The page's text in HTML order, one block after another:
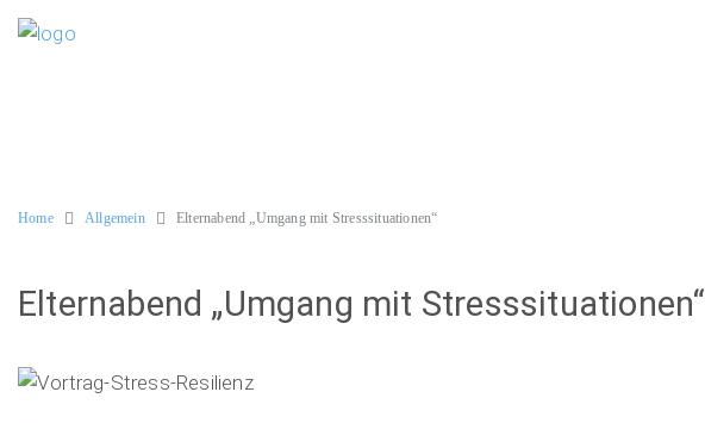
Home Allgemein Elternabend „Umgang mit Stresssituationen“
Elternabend „Umgang mit Stresssituationen“